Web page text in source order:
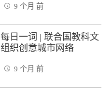
9 个月 前
每日一词 | 联合国教科文
组织创意城市网络
9 个月 前